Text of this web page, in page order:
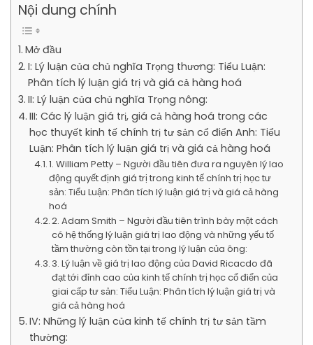
Nội dung chính
Mở đầu
I: Lý luận của chủ nghĩa Trọng thương: Tiểu Luận:
Phân tích lý luận giá trị và giá cả hàng hoá
II: Lý luận của chủ nghĩa Trọng nông:
III: Các lý luận giá trị, giá cả hàng hoá trong các
học thuyết kinh tế chính trị tư sản cổ điển Anh: Tiểu
Luận: Phân tích lý luận giá trị và giá cả hàng hoá
1. William Petty – Người đầu tiên đưa ra nguyên lý lao
động quyết định giá trị trong kinh tế chính trị học tư
sản: Tiểu Luận: Phân tích lý luận giá trị và giá cả hàng
hoá
2. Adam Smith – Người đầu tiên trình bày một cách
có hệ thống lý luận giá trị lao động và những yếu tố
tầm thường còn tồn tại trong lý luận của ông:
3. Lý luận về giá trị lao động của David Ricacdo đã
đạt tới đỉnh cao của kinh tế chính trị học cổ điển của
giai cấp tư sản: Tiểu Luận: Phân tích lý luận giá trị và
giá cả hàng hoá
IV: Những lý luận của kinh tế chính trị tư sản tầm
thường: